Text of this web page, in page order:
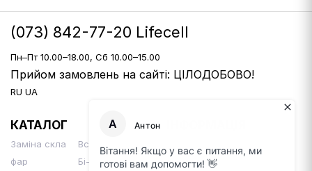
(073) 842-77-20 Lifecell
Пн–Пт 10.00–18.00, Сб 10.00–15.00
Прийом замовлень на сайті: ЦІЛОДОБОВО!
RU UA
КАТАЛОГ
Заміна скла
фар
Встановлення
Бі-Лінз
Контакти